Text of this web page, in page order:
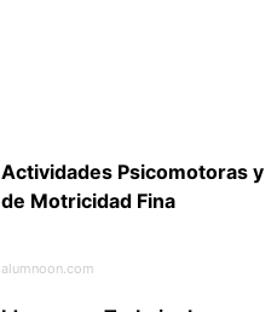
Actividades Psicomotoras y
de Motricidad Fina
alumnoon.com